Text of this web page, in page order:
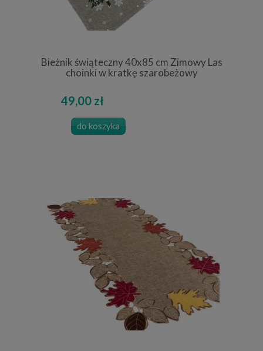
Bieżnik świąteczny 40x85 cm Zimowy Las
choinki w kratkę szarobeżowy
49,00 zł
do koszyka